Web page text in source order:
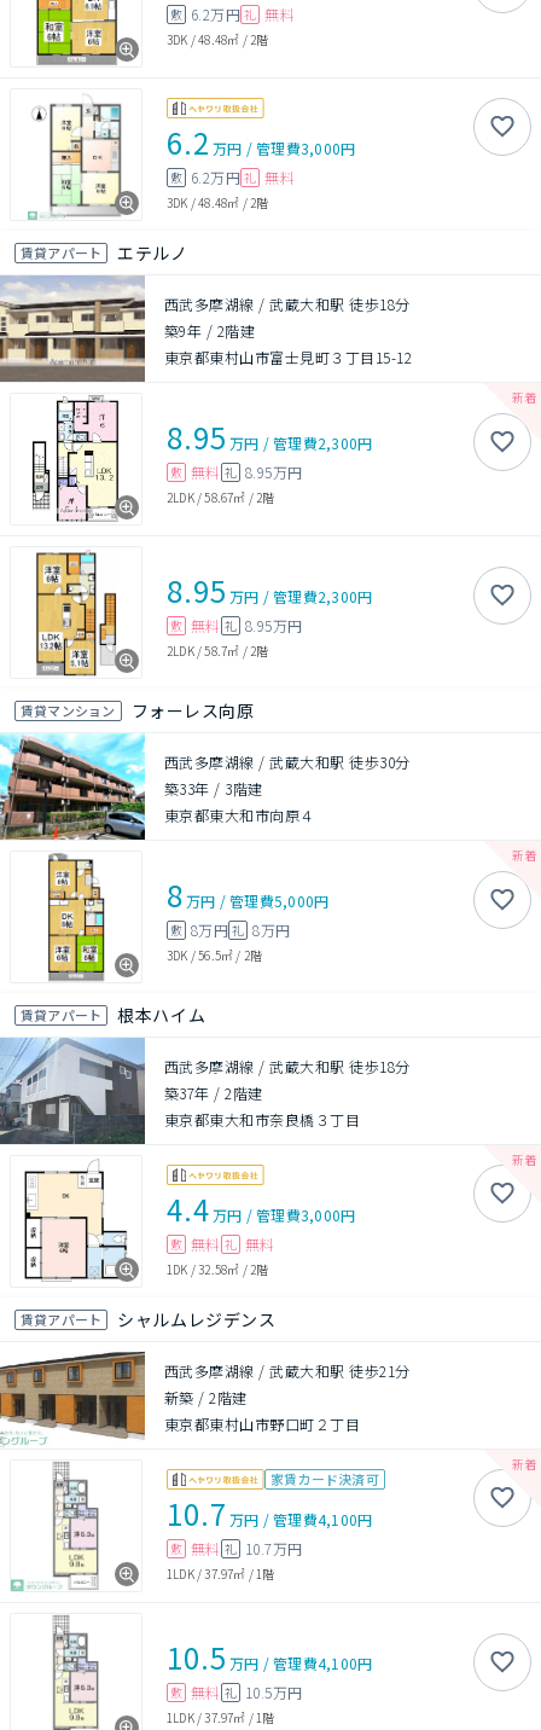
敷 6.2万円 礼 無料
3DK /48.48㎡ / 2階
6.2 万円 /管理費3,000円
敷 6.2万円 礼 無料
3DK /48.48㎡ /2階
賃貸アパート エテルノ
西武多摩湖線 / 武蔵大和駅 徒歩18分
築9年 / 2階建
東京都東村山市富士見町３丁目15-12
8.95 万円 /管理費2,300円
敷 無料 礼 8.95万円
2LDK/58.67㎡ / 2階
8.95 万円 /管理費2,300円
敷 無料 礼 8.95万円
2LDK/58.7㎡ / 2階
賃貸マンション フォーレス向原
西武多摩湖線 / 武蔵大和駅 徒歩30分
築33年 / 3階建
東京都東大和市向原４
8万円 /管理費5,000円
敷 8万円礼 8万円
3DK /56.5㎡ / 2階
賃貸アパート 根本ハイム
西武多摩湖線 / 武蔵大和駅 徒歩18分
築37年 /2階建
東京都東大和市奈良橋３丁目
4.4万円 /管理費3,000円
敷 無料 礼 無料
1DK /32.58㎡ /2階
賃貸アパート シャルムレジデンス
西武多摩湖線 / 武蔵大和駅 徒歩21分
新築 /2階建
東京都東村山市野口町２丁目
家賃カード決済可
10.7 万円 /管理費4,100円
敷 無料 礼 10.7万円
1LDK/37.97㎡ /1階
10.5 万円 /管理費4,100円
敷 無料 礼 10.5万円
1LDK/37.97㎡ / 1階